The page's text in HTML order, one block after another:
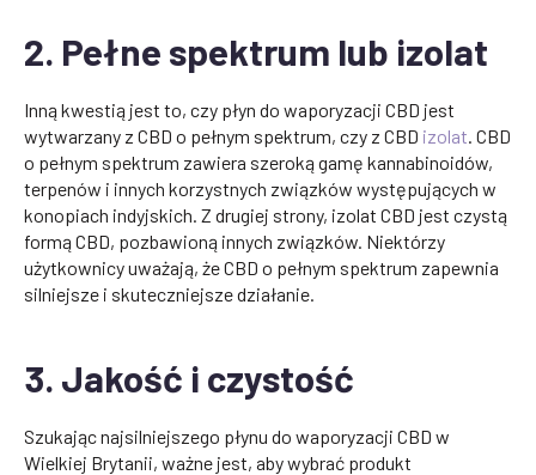
2. Pełne spektrum lub izolat
Inną kwestią jest to, czy płyn do waporyzacji CBD jest
wytwarzany z CBD o pełnym spektrum, czy z CBD izolat. CBD
o pełnym spektrum zawiera szeroką gamę kannabinoidów,
terpenów i innych korzystnych związków występujących w
konopiach indyjskich. Z drugiej strony, izolat CBD jest czystą
formą CBD, pozbawioną innych związków. Niektórzy
użytkownicy uważają, że CBD o pełnym spektrum zapewnia
silniejsze i skuteczniejsze działanie.
3. Jakość i czystość
Szukając najsilniejszego płynu do waporyzacji CBD w
Wielkiej Brytanii, ważne jest, aby wybrać produkt